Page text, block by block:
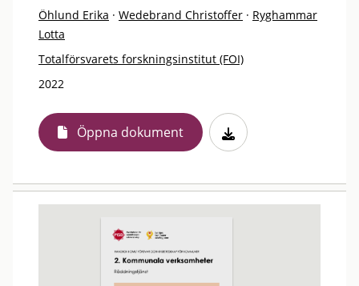
Öhlund Erika · Wedebrand Christoffer · Ryghammar
Lotta
Totalförsvarets forskningsinstitut (FOI)
2022
Öppna dokument